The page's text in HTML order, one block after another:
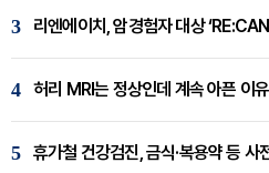
3 리엔에이치, 암경험자 대상
4 허리 MRI는 정상인데 계속 아픈 이
5 휴가철 건강검진, 금식·복용약 등